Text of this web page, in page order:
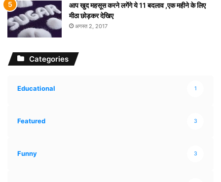
आप खुद महसूस करने लगेंगे ये 11 बदलाव ,एक महीने के लिए
मीठा छोड़कर देखिए
अगस्त 2, 2017
Categories
Educational 1
Featured 3
Funny 3